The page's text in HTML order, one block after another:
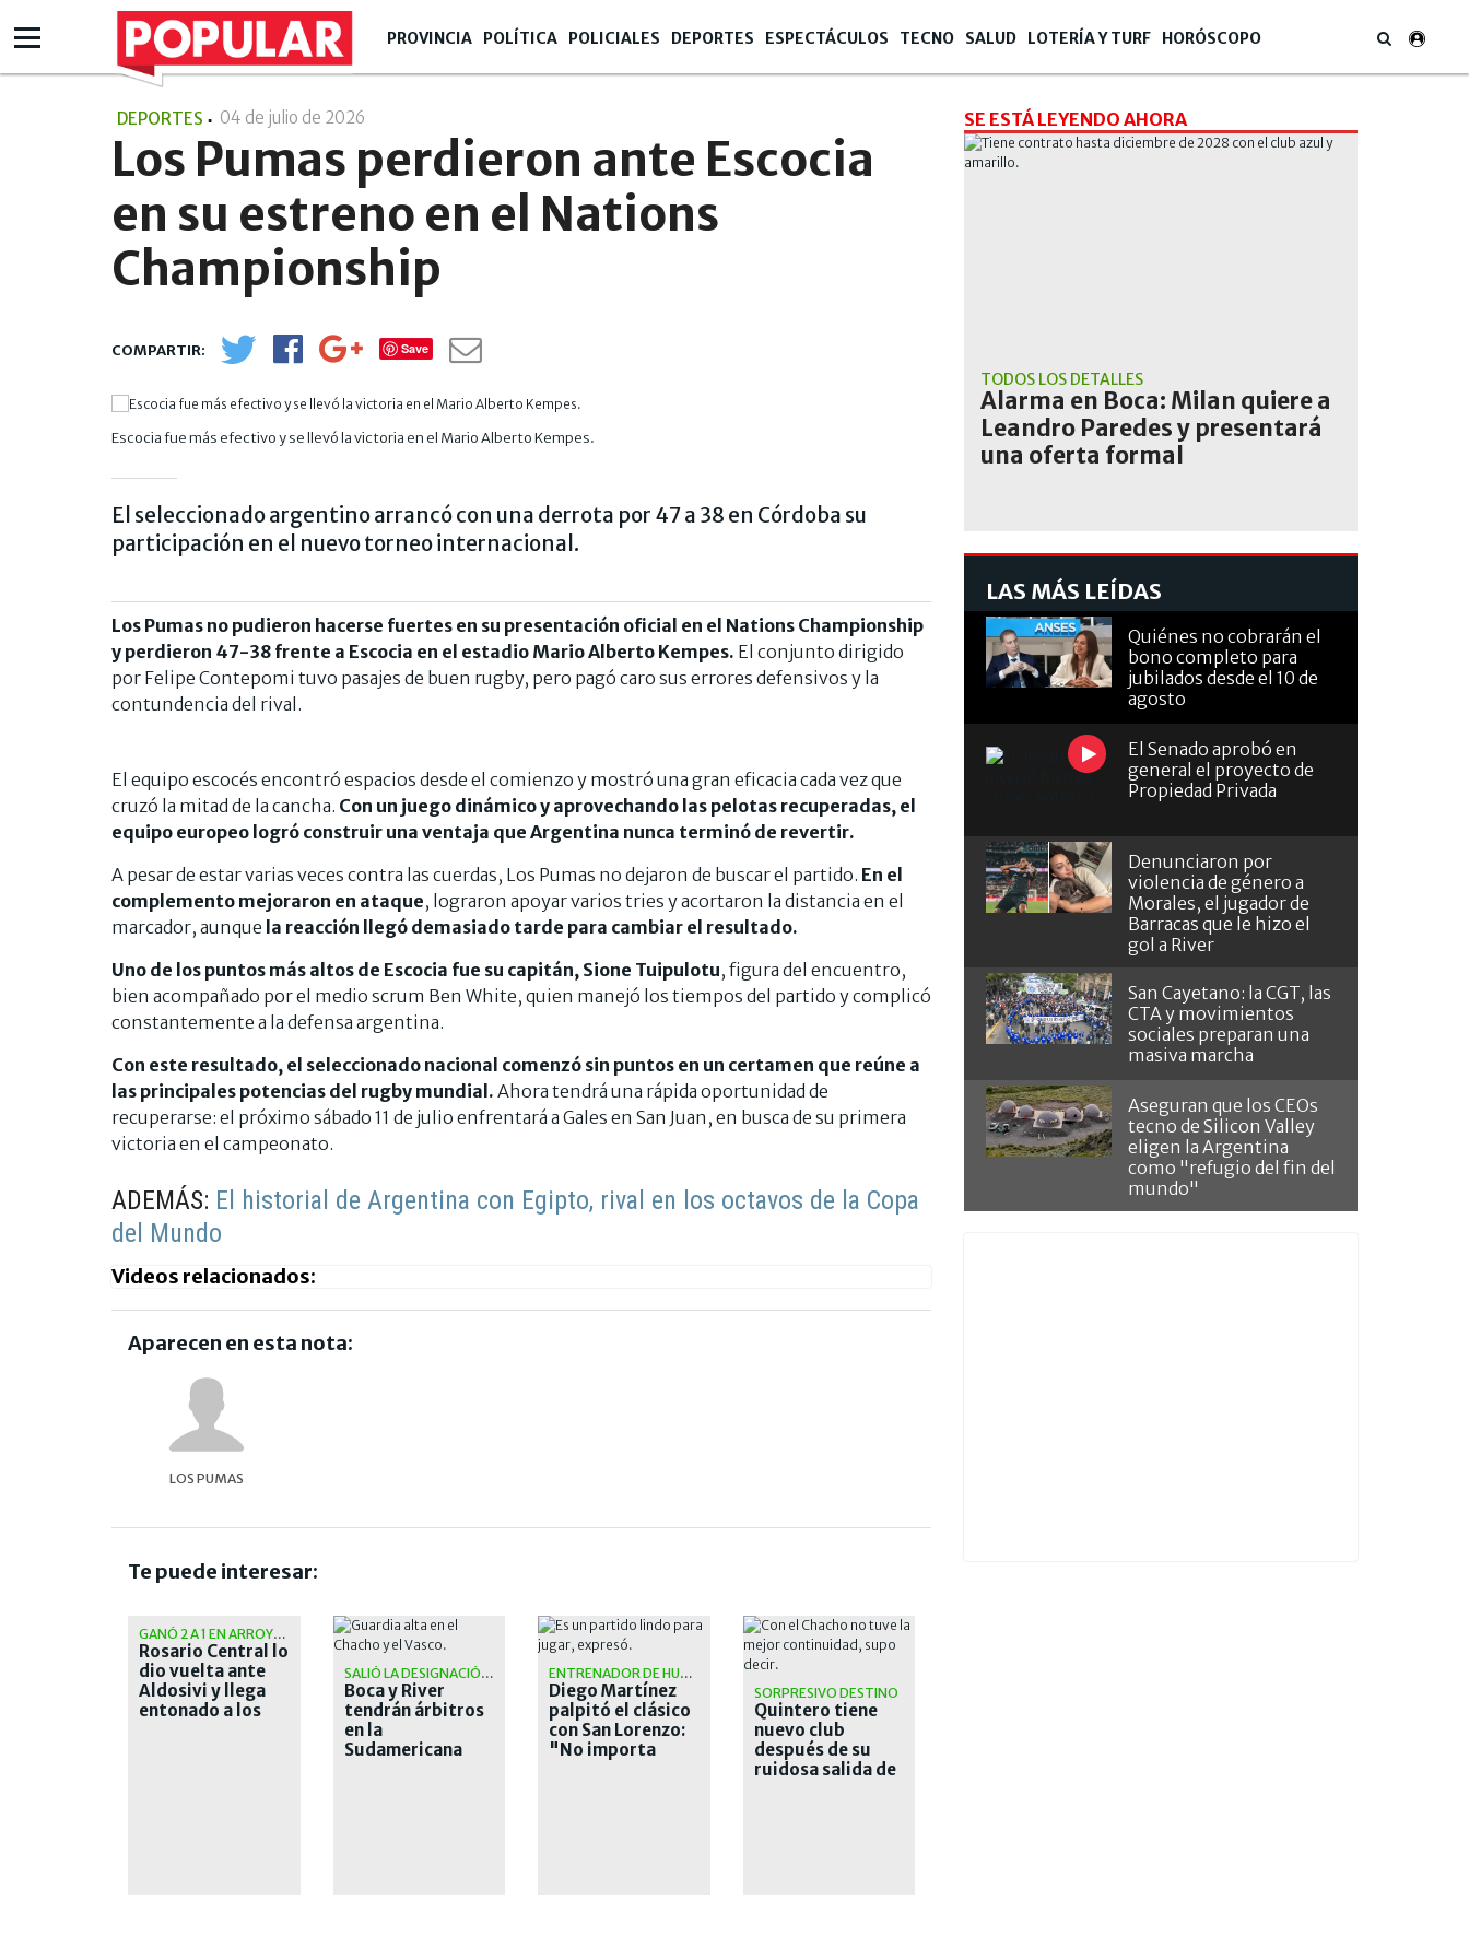
PROVINCIA POLÍTICA POLICIALES DEPORTES ESPECTÁCULOS TECNO SALUD LOTERÍA Y TURF HORÓSCOPO
DEPORTES 04 de julio de 2026
Los Pumas perdieron ante Escocia
en su estreno en el Nations
Championship
Save
Escocia fue más efectivo y se llevó la victoria en el Mario Alberto Kempes.
El seleccionado argentino arrancó con una derrota por 47 a 38 en Córdoba su
participación en el nuevo torneo internacional.
Los Pumas no pudieron hacerse fuertes en su presentación oficial en el Nations Championship
y perdieron 47-38 frente a Escocia en el estadio Mario Alberto Kempes. El conjunto dirigido
por Felipe Contepomi tuvo pasajes de buen rugby, pero pagó caro sus errores defensivos y la
contundencia del rival.
El equipo escocés encontró espacios desde el comienzo y mostró una gran eficacia cada vez que
cruzó la mitad de la cancha. Con un juego dinámico y aprovechando las pelotas recuperadas, el
equipo europeo logró construir una ventaja que Argentina nunca terminó de revertir.
A pesar de estar varias veces contra las cuerdas, Los Pumas no dejaron de buscar el partido. En el
complemento mejoraron en ataque, lograron apoyar varios tries y acortaron la distancia en el
marcador, aunque la reacción llegó demasiado tarde para cambiar el resultado.
Uno de los puntos más altos de Escocia fue su capitán, Sione Tuipulotu, figura del encuentro,
bien acompañado por el medio scrum Ben White, quien manejó los tiempos del partido y complicó
constantemente a la defensa argentina.
Con este resultado, el seleccionado nacional comenzó sin puntos en un certamen que reúne a
las principales potencias del rugby mundial. Ahora tendrá una rápida oportunidad de
recuperarse: el próximo sábado 11 de julio enfrentará a Gales en San Juan, en busca de su primera
victoria en el campeonato.
ADEMÁS: El historial de Argentina con Egipto, rival en los octavos de la Copa
del Mundo
Videos relacionados:
Aparecen en esta nota:
LOS PUMAS
Te puede interesar:
GANÓ 2 A 1 EN ARROYITO
Rosario Central lo
dio vuelta ante
Aldosivi y llega
entonado a los
SALIÓ LA DESIGNACIÓN OFICIAL
Boca y River
tendrán árbitros
en la
Sudamericana
ENTRENADOR DE HURACÁN
Diego Martínez
palpitó el clásico
con San Lorenzo:
"No importa
SORPRESIVO DESTINO
Quintero tiene
nuevo club
después de su
ruidosa salida de
SE ESTÁ LEYENDO AHORA
TODOS LOS DETALLES
Alarma en Boca: Milan quiere a
Leandro Paredes y presentará
una oferta formal
LAS MÁS LEÍDAS
Quiénes no cobrarán el
bono completo para
jubilados desde el 10 de
agosto
El Senado aprobó en
general el proyecto de
Propiedad Privada
Denunciaron por
violencia de género a
Morales, el jugador de
Barracas que le hizo el
gol a River
San Cayetano: la CGT, las
CTA y movimientos
sociales preparan una
masiva marcha
Aseguran que los CEOs
tecno de Silicon Valley
eligen la Argentina
como "refugio del fin del
mundo"